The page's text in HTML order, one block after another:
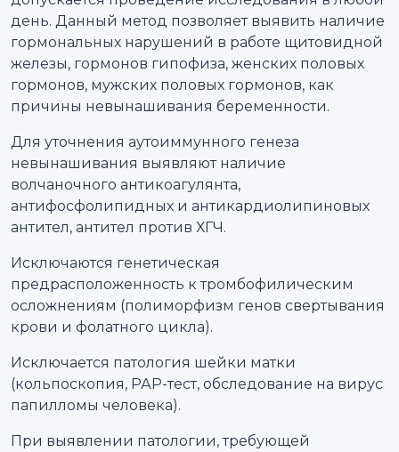
день. Данный метод позволяет выявить наличие
гормональных нарушений в работе щитовидной
железы, гормонов гипофиза, женских половых
гормонов, мужских половых гормонов, как
причины невынашивания беременности.
Для уточнения аутоиммунного генеза
невынашивания выявляют наличие
волчаночного антикоагулянта,
антифосфолипидных и антикардиолипиновых
антител, антител против ХГЧ.
Исключаются генетическая
предрасположенность к тромбофилическим
осложнениям (полиморфизм генов свертывания
крови и фолатного цикла).
Исключается патология шейки матки
(кольпоскопия, РАР-тест, обследование на вирус
папилломы человека).
При выявлении патологии, требующей